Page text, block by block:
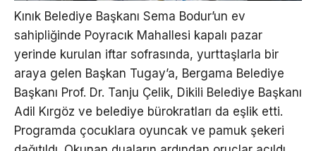
Kınık Belediye Başkanı Sema Bodur’un ev
sahipliğinde Poyracık Mahallesi kapalı pazar
yerinde kurulan iftar sofrasında, yurttaşlarla bir
araya gelen Başkan Tugay’a, Bergama Belediye
Başkanı Prof. Dr. Tanju Çelik, Dikili Belediye Başkanı
Adil Kırgöz ve belediye bürokratları da eşlik etti.
Programda çocuklara oyuncak ve pamuk şekeri